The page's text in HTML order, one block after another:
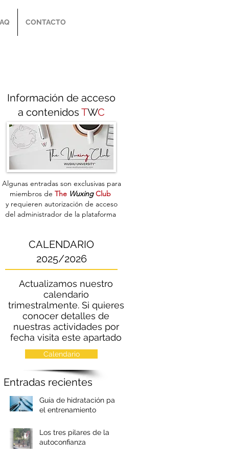
CONTACTO
Información de acceso
a contenidos TWC
Algunas entradas son exclusivas para
miembros de The WuxingClub
y requieren autorización de acceso
del administrador de la plataforma
CALENDARIO
2025/2026
Actualizamos nuestro
calendario
trimestralmente. Si quieres
conocer detalles de
nuestras actividades por
fecha visita este apartado
Calendario
Entradas recientes
Guía de hidratación para
el entrenamiento
Los tres pilares de la
autoconfianza